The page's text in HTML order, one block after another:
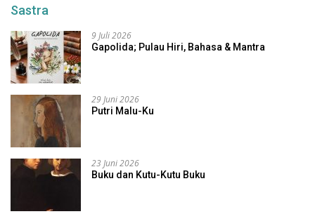
Sastra
9 Juli 2026
Gapolida; Pulau Hiri, Bahasa & Mantra
29 Juni 2026
Putri Malu-Ku
23 Juni 2026
Buku dan Kutu-Kutu Buku